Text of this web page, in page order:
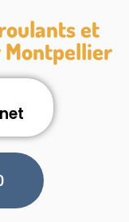
et
Montpellier